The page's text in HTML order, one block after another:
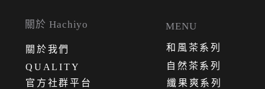
關於 Hachiyo
關 於我們
QUALITY
官方社群平台
纖果爽系列
自然茶系列
和風茶系列
MENU